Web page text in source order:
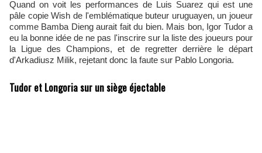
Quand on voit les performances de Luis Suarez qui est une
pâle copie Wish de l'emblématique buteur uruguayen, un joueur
comme Bamba Dieng aurait fait du bien. Mais bon, Igor Tudor a
eu la bonne idée de ne pas l'inscrire sur la liste des joueurs pour
la Ligue des Champions, et de regretter derrière le départ
d'Arkadiusz Milik, rejetant donc la faute sur Pablo Longoria.
Tudor et Longoria sur un siège éjectable